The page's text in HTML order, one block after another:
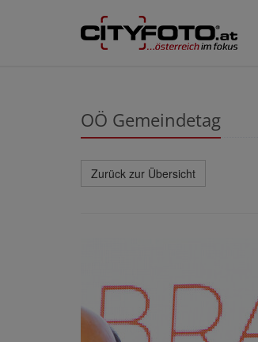
OÖ Gemeindetag
Zurück zur Übersicht